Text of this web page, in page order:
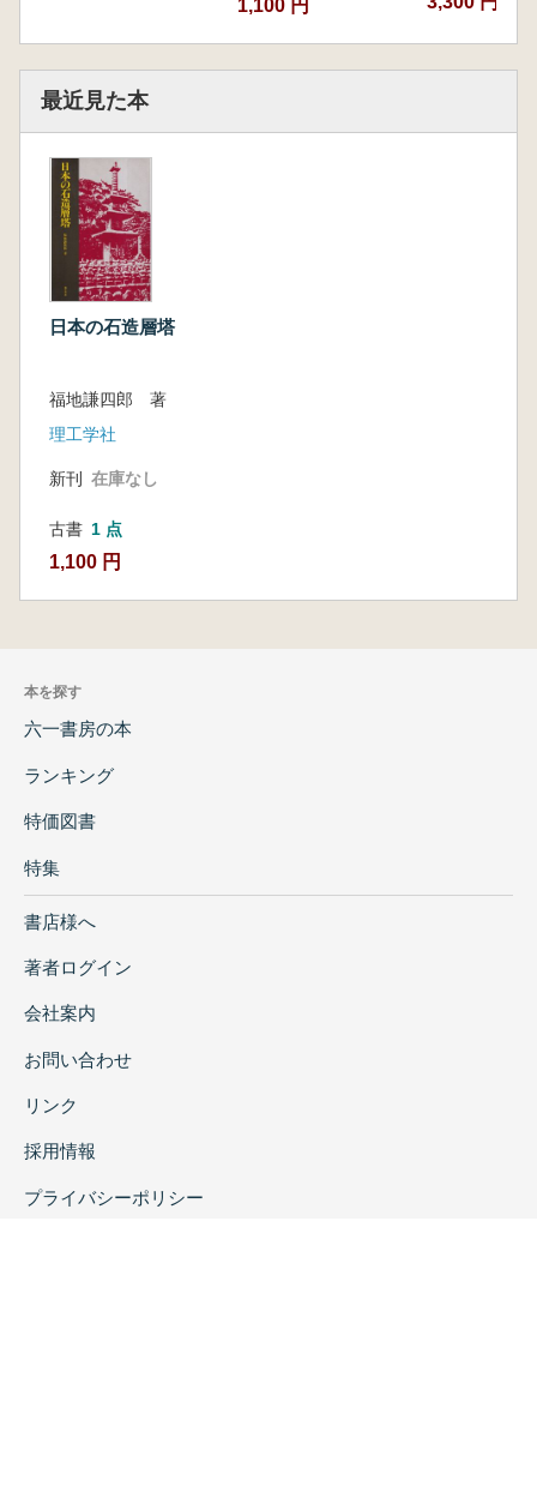
1,100 円
最近見た本
日本の石造層塔
福地謙四郎 著
理工学社
新刊 在庫なし
古書 1 点
1,100 円
本を探す
六一書房の本
ランキング
特価図書
特集
書店様へ
著者ログイン
会社案内
お問い合わせ
リンク
採用情報
プライバシーポリシー